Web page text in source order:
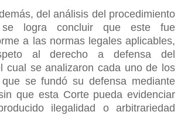
del análisis del procedimiento
se logra concluir que este fue
a las normas legales aplicables,
al derecho a defensa del
cual se analizaron cada uno de los
se fundó su defensa mediante
que esta Corte pueda evidenciar
ilegalidad o arbitrariedad